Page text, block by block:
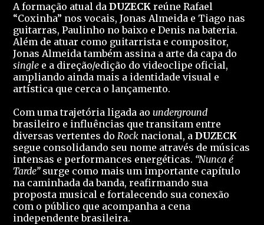
A formação atual daDUZECK reúne Rafael
“Coxinha” nos vocais, Jonas Almeida e Tiago nas
guitarras, Paulinho no baixo e Denis na bateria.
Além de atuar como guitarrista e compositor,
Jonas Almeida também assina a arte da capa do
single e a direção/edição do videoclipe oficial,
ampliando ainda mais a identidade visual e
artística que cerca o lançamento.
Com uma trajetória ligada ao underground
brasileiro e influências que transitam entre
diversas vertentes doRock nacional, aDUZECK
segue consolidando seu nome através de músicas
intensas e performances energéticas. “Nunca é
Tarde”surge como mais um importante capítulo
na caminhada da banda, reafirmando sua
proposta musical e fortalecendo sua conexão
com o público que acompanha a cena
independente brasileira.